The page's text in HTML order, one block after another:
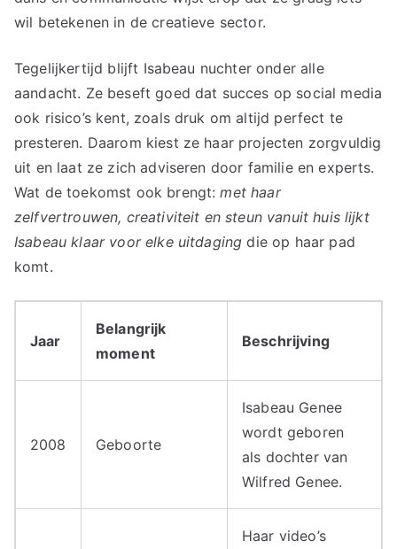
wil betekenen in de creatieve sector.
Tegelijkertijd blijft Isabeau nuchter onder alle
aandacht. Ze beseft goed dat succes op social media
ook risico’s kent, zoals druk om altijd perfect te
presteren. Daarom kiest ze haar projecten zorgvuldig
uit en laat ze zich adviseren door familie en experts.
Wat de toekomst ook brengt:met haar
zelfvertrouwen, creativiteit en steun vanuit huis lijkt
Isabeau klaar voor elke uitdaging die op haar pad
komt.
Jaar
Belangrijk
moment
Beschrijving
2008 Geboorte
Isabeau Genee
wordt geboren
als dochter van
Wilfred Genee.
Haar video’s